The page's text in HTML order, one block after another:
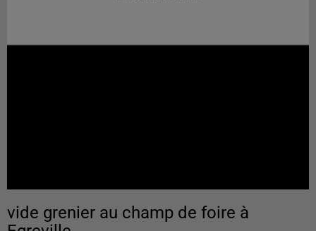
vide grenier au champ de foire à